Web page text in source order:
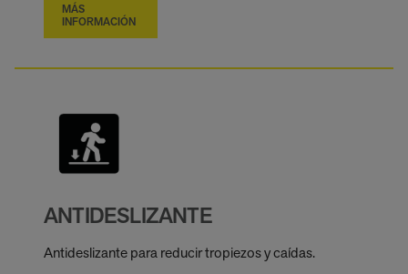
MÁS
INFORMACIÓN
ANTIDESLIZANTE
Antideslizante para reducir tropiezos y caídas.